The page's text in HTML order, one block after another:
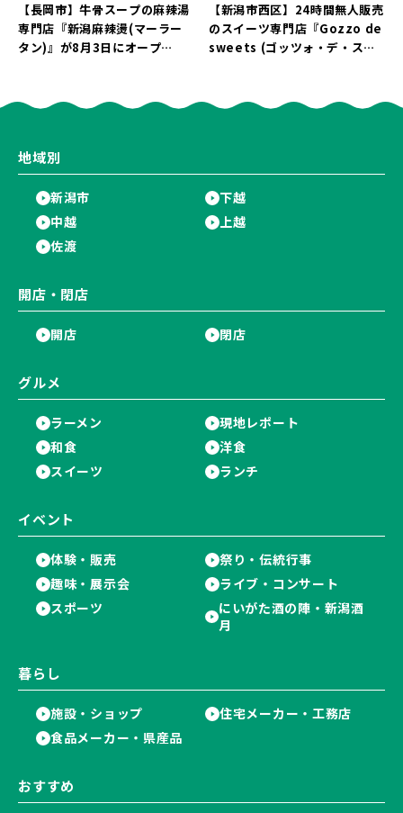
【長岡市】牛骨スープの麻辣湯
専門店『新潟麻辣燙(マーラー
タン)』が8月3日にオープ
【新潟市西区】24時間無人販売
のスイーツ専門店『Gozzo de
sweets (ゴッツォ・デ・スイ
継続！
地域別
新潟市
下越
中越
上越
佐渡
開店・閉店
開店 閉店
グルメ
ラーメン
現地レポート
和食
洋食
スイーツ
ランチ
イベント
体験・販売
祭り・伝統行事
趣味・展示会
ライブ・コンサート
スポーツ
にいがた酒の陣・新潟酒
月
暮らし
施設・ショップ
住宅メーカー・工務店
食品メーカー・県産品
おすすめ